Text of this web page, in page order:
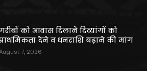
को आवास दिलाने दिव्यांगों को
देने व धनराशि बढ़ाने की मांग
7, 2026